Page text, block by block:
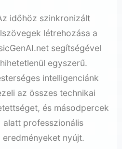
időhöz szinkronizált
létrehozása a
segítségével
hihetetlenül egyszerű.
intelligenciánk
az összes technikai
és másodpercek
alatt professzionális
eredményeket nyújt.